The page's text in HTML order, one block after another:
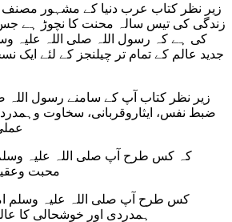
زیر نظر کتاب عرب دنیا کے مشہور مصنف
زندگی کی تیس سالہ محنت کا نچوڑ ہے
کی ہے کہ رسول اللہ صلی اللہ علیہ
جدید عالم کے تمام تر چیلنجز کے لئے ایک
زیر نظر کتاب آپ کے سامنے رسول اللہ
ضبط نفس، ایثاروقربانی، سخاوت
کہ کس طرح آپ صلی اللہ علیہ وسلم
محبت
کس طرح آپ صلی اللہ علیہ وسلم
ہمدردی اور خوشحالی کا